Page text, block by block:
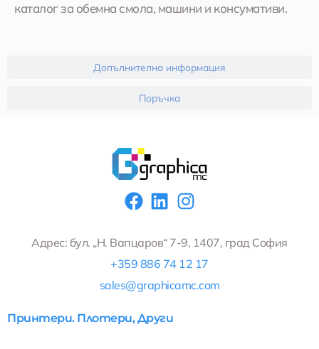
Допълнителна информация
Поръчка
каталог за обемна смола, машини и консумативи.
F
a
c
e
b
o
o
k
L
n
k
e
d
i
n
I
s
t
a
g
Адрес: бул. „Н. Вапцаров“ 7-9, 1407, град София
+359 886 74 12 17
sales@graphicamc.com
Принтери. Плотери, Други